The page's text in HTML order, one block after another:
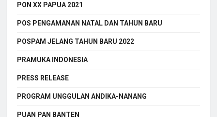
PON XX PAPUA 2021
POS PENGAMANAN NATAL DAN TAHUN BARU
POSPAM JELANG TAHUN BARU 2022
PRAMUKA INDONESIA
PRESS RELEASE
PROGRAM UNGGULAN ANDIKA-NANANG
PUAN PAN BANTEN